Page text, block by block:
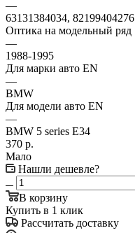
—
63131384034, 82199404276
Оптика на модельный ряд
—
1988-1995
Для марки авто EN
—
BMW
Для модели авто EN
—
BMW 5 series E34
370 р.
Мало
Нашли дешевле?
В корзину
Купить в 1 клик
Рассчитать доставку